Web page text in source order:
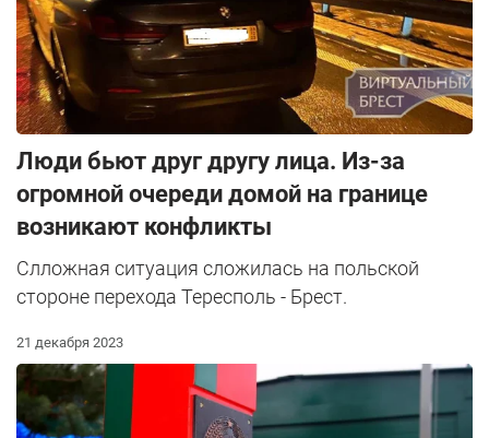
Люди бьют друг другу лица. Из-за
огромной очереди домой на границе
возникают конфликты
Слложная ситуация сложилась на польской
стороне перехода Тересполь - Брест.
21 декабря 2023